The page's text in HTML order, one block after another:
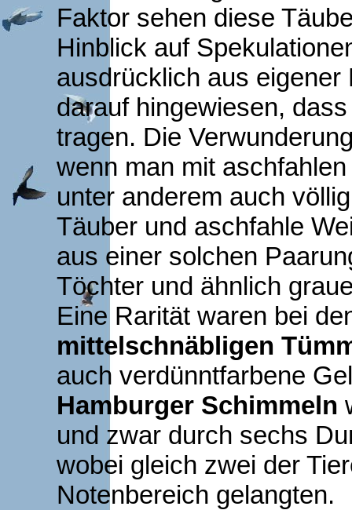
Faktor sehen diese
Hinblick auf
ausdrücklich aus eigener
darauf hingewiesen,
tragen. Die
wenn man mit
unter anderem auch
Täuber und aschfahle
aus einer solchen
Töchter und ähnlich
Eine Rarität waren bei
mittelschnäbligen
auch verdünntfarbene
Hamburger Schimmeln
und zwar durch sechs
wobei gleich zwei der
Notenbereich gelangten.